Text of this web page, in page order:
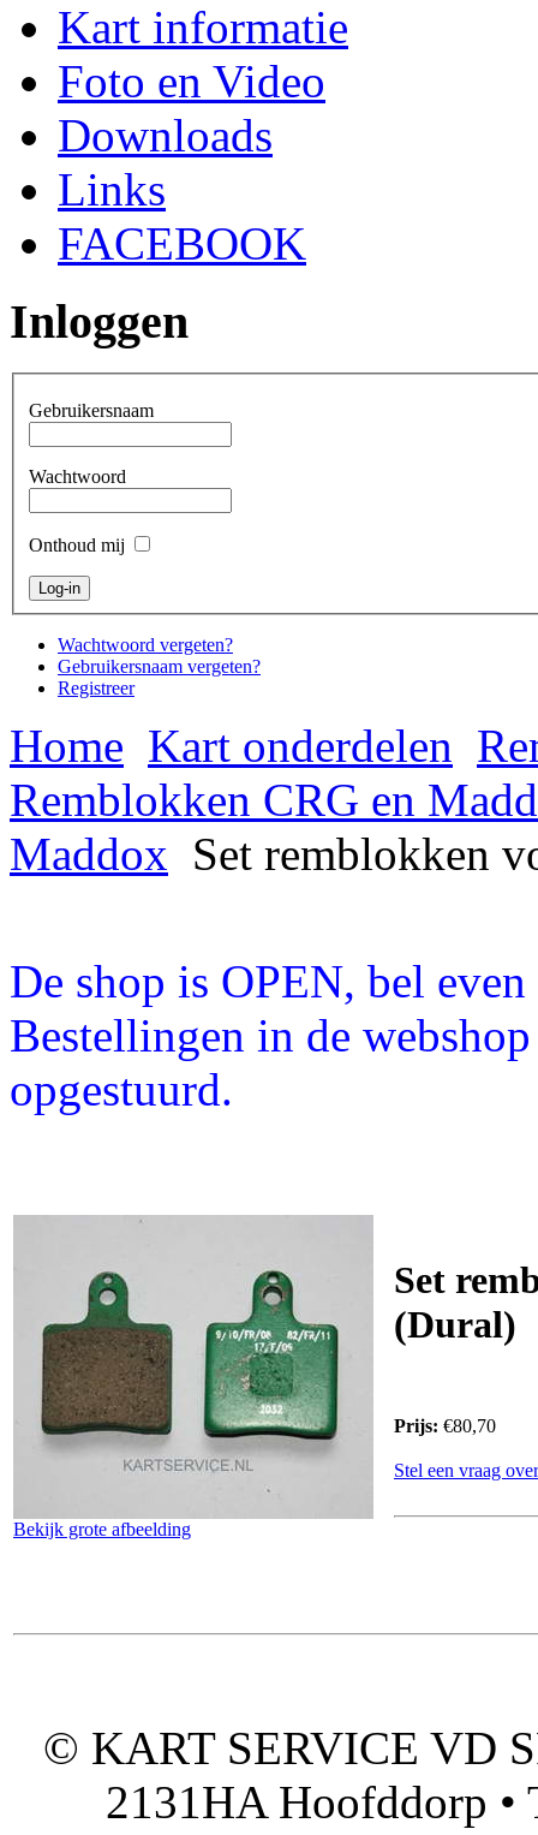
Kart informatie
Foto en Video
Downloads
Links
FACEBOOK
Inloggen
Gebruikersnaam
Wachtwoord
Onthoud mij
Wachtwoord vergeten?
Gebruikersnaam vergeten?
Registreer
Home Kart onderdelen
Remblokken CRG en
Maddox Set remblokken
De shop is OPEN, bel
Bestellingen in de
opgestuurd.
Bekijk grote afbeelding
Set
(Dural)
Prijs: €80,70
Stel een vraag
© KART SERVICE VD
2131HA Hoofddorp •